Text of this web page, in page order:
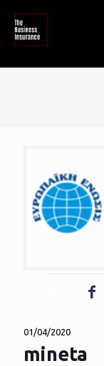
01/04/2020
mineta